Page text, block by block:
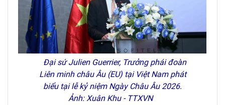
Đại sứ Julien Guerrier, Trưởng phái đoàn
Liên minh châu Âu (EU) tại Việt Nam phát
biểu tại lễ kỷ niệm Ngày Châu Âu 2026.
Ảnh: Xuân Khu - TTXVN